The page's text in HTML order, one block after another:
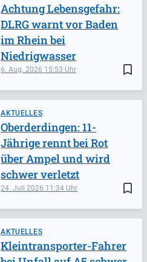
bookmark_border
6. Aug. 2026 15:53
Achtung Lebensgefahr:
DLRG warnt vor Baden
im Rhein bei
Niedrigwasser
AKTUELLES
bookmark_border
24. Juli 2026 11:34
Oberderdingen: 11-
Jährige rennt bei Rot
über Ampel und wird
schwer verletzt
AKTUELLES
Kleintransporter-Fahrer